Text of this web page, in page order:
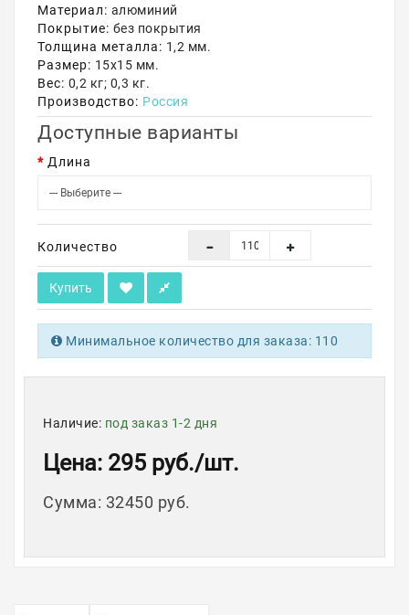
Материал: алюминий
Покрытие: без покрытия
Толщина металла: 1,2 мм.
Размер: 15х15 мм.
Вес: 0,2 кг; 0,3 кг.
Производство: Россия
Доступные варианты
Длина
Количество
Купить
Минимальное количество для заказа: 110
Наличие: под заказ 1-2 дня
Цена: 295 руб./шт.
Сумма: 32450 руб.